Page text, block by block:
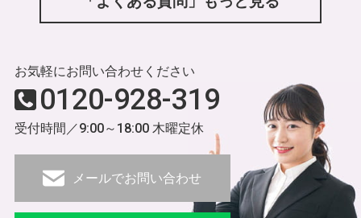
お気軽にお問い合わせください
0120-928-319
受付時間／9:00～18:00 木曜定休
メールでお問い合わせ